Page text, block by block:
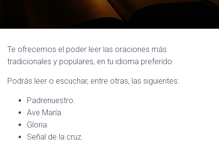
Te ofrecemos el poder leer las oraciones más
tradicionales y populares, en tu idioma preferido.
Podrás leer o escuchar, entre otras, las siguientes:
Padrenuestro.
Ave María.
Gloria.
Señal de la cruz.